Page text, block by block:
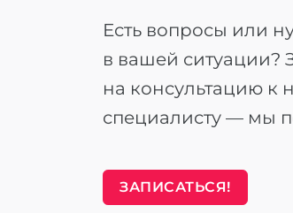
Есть вопросы или
в вашей ситуации?
на консультацию к
специалисту — мы
ЗАПИСАТЬСЯ!